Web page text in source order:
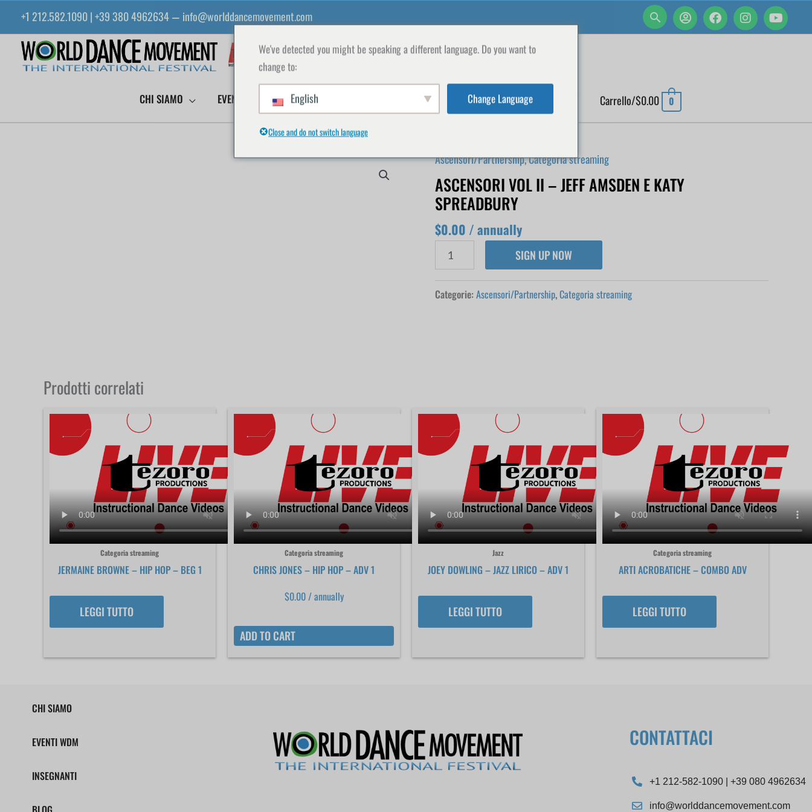
contenuto
+1 212.582.1090 | +39 380 4962634 — info@worlddancemovement.com
CHI SIAMO EVENTI WDM INSEGNANTI ISCRIVITI IL MIO ACCOUNT Carrello/$0.00 0
Ascensori/Partnership,Categoria streaming
ASCENSORI VOL II – JEFF AMSDEN E KATY
SPREADBURY
$0.00 / annually
Lifts
Vol
II
-
Jeff
Amsden
&
Katy
Spreadbury
SIGN UP NOW
Categorie: Ascensori/Partnership,Categoria streaming
Prodotti correlati
Categoria streaming
JERMAINE BROWNE – HIP HOP – BEG 1
LEGGI TUTTO
Categoria streaming
CHRIS JONES – HIP HOP – ADV 1
$0.00/ annually
ADD TO CART
Jazz
JOEY DOWLING – JAZZ LIRICO – ADV 1
LEGGI TUTTO
Categoria streaming
ARTI ACROBATICHE – COMBO ADV
LEGGI TUTTO
CHI SIAMO
EVENTI WDM
INSEGNANTI
CONTATTACI
+1 212-582-1090 | +39 080 4962634
info@worlddancemovement.com
We've detected you might be speaking a different language. Do you want to
change to:
English Change Language
Close and do not switch language